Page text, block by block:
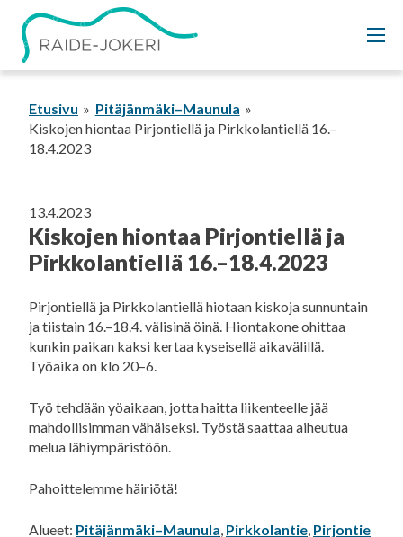
Siirry
sisältöön
Etusivu
Pitäjänmäki–Maunula
Kiskojen hiontaa Pirjontiellä ja Pirkkolantiellä 16.–
18.4.2023
13.4.2023
Kiskojen hiontaa Pirjontiellä ja
Pirkkolantiellä 16.–18.4.2023
Pirjontiellä ja Pirkkolantiellä hiotaan kiskoja sunnuntain
ja tiistain 16.–18.4. välisinä öinä. Hiontakone ohittaa
kunkin paikan kaksi kertaa kyseisellä aikavälillä.
Työaika on klo 20–6.
Työ tehdään yöaikaan, jotta haitta liikenteelle jää
mahdollisimman vähäiseksi. Työstä saattaa aiheutua
melua lähiympäristöön.
Pahoittelemme häiriötä!
Alueet: Pitäjänmäki–Maunula Pirkkolantie Pirjontie